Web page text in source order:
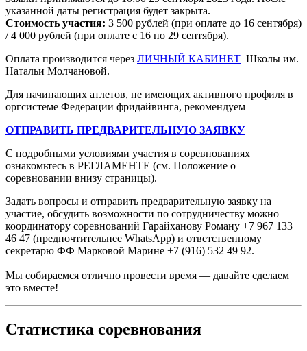
указанной даты регистрация будет закрыта.
Стоимость участия: 3 500 рублей ­(при оплате до 16 сентября)
/ 4 000 рублей (при оплате с 16 по 29 сентября).
Оплата производится через ЛИЧНЫЙ КАБИНЕТ Школы им.
Натальи Молчановой.
Для начинающих атлетов, не имеющих активного профиля в
оргсистеме Федерации фридайвинга, рекомендуем
ОТПРАВИТЬ ПРЕДВАРИТЕЛЬНУЮ ЗАЯВКУ
С подробными условиями участия в соревнованиях
ознакомьтесь в РЕГЛАМЕНТЕ (см. Положение о
соревновании внизу страницы).
Задать вопросы и отправить предварительную заявку на
участие, обсудить возможности по сотрудничеству можно
координатору соревнований Гарайханову Роману +7 967 133
46 47 (предпочтительнее WhatsApp) и ответственному
секретарю ФФ Марковой Марине +7 (916) 532 49 92.
Мы собираемся отлично провести время — давайте сделаем
это вместе!
Статистика соревнования